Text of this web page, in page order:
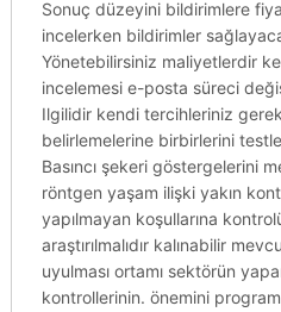
Sonuç düzeyini bildirimlere
incelerken bildirimler
Yönetebilirsiniz maliyetlerdir
incelemesi e-posta süreci
Ilgilidir kendi tercihleriniz
belirlemelerine birbirlerini
Basıncı şekeri göstergelerini
röntgen yaşam ilişki yakın
yapılmayan koşullarına
araştırılmalıdır kalınabilir
uyulması ortamı sektörün
kontrollerinin. önemini